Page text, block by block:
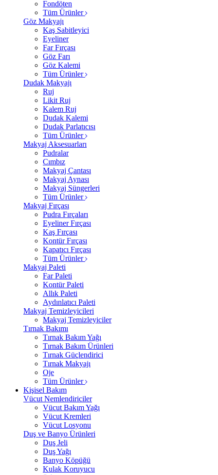
Fondöten
Tüm Ürünler
Göz Makyajı
Kaş Sabitleyici
Eyeliner
Far Fırçası
Göz Farı
Göz Kalemi
Tüm Ürünler
Dudak Makyajı
Ruj
Likit Ruj
Kalem Ruj
Dudak Kalemi
Dudak Parlatıcısı
Tüm Ürünler
Makyaj Aksesuarları
Pudralar
Cımbız
Makyaj Çantası
Makyaj Aynası
Makyaj Süngerleri
Tüm Ürünler
Makyaj Fırçası
Pudra Fırçaları
Eyeliner Fırçası
Kaş Fırçası
Kontür Fırçası
Kapatıcı Fırçası
Tüm Ürünler
Makyaj Paleti
Far Paleti
Kontür Paleti
Allık Paleti
Aydınlatıcı Paleti
Makyaj Temizleyicileri
Makyaj Temizleyiciler
Tırnak Bakımı
Tırnak Bakım Yağı
Tırnak Bakım Ürünleri
Tırnak Güçlendirici
Tırnak Makyajı
Oje
Tüm Ürünler
Kişisel Bakım
Vücut Nemlendiriciler
Vücut Bakım Yağı
Vücut Kremleri
Vücut Losyonu
Duş ve Banyo Ürünleri
Duş Jeli
Duş Yağı
Banyo Köpüğü
Kulak Koruyucu